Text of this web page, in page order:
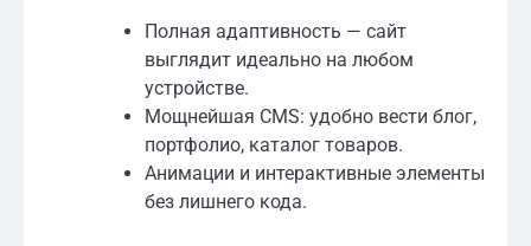
Полная адаптивность — сайт
выглядит идеально на любом
устройстве.
Мощнейшая CMS: удобно вести блог,
портфолио, каталог товаров.
Анимации и интерактивные элементы
без лишнего кода.